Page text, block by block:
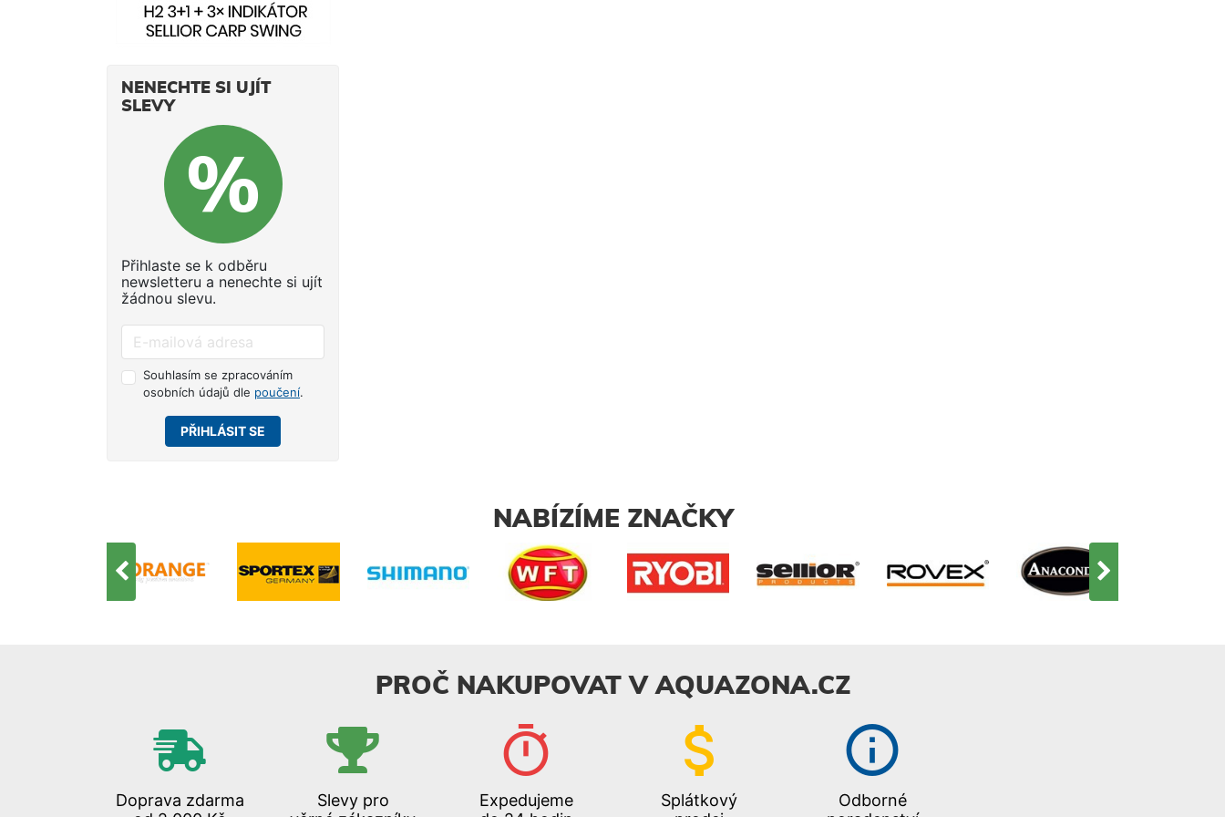
NENECHTE SI UJÍT
SLEVY
Přihlaste se k odběru
newsletteru a nenechte si ujít
žádnou slevu.
Souhlasím se zpracováním
osobních údajů dle poučení.
PŘIHLÁSIT SE
NABÍZÍME ZNAČKY
PROČ NAKUPOVAT V AQUAZONA.CZ
Doprava zdarma
Slevy pro
Expedujeme
Splátkový
Odborné